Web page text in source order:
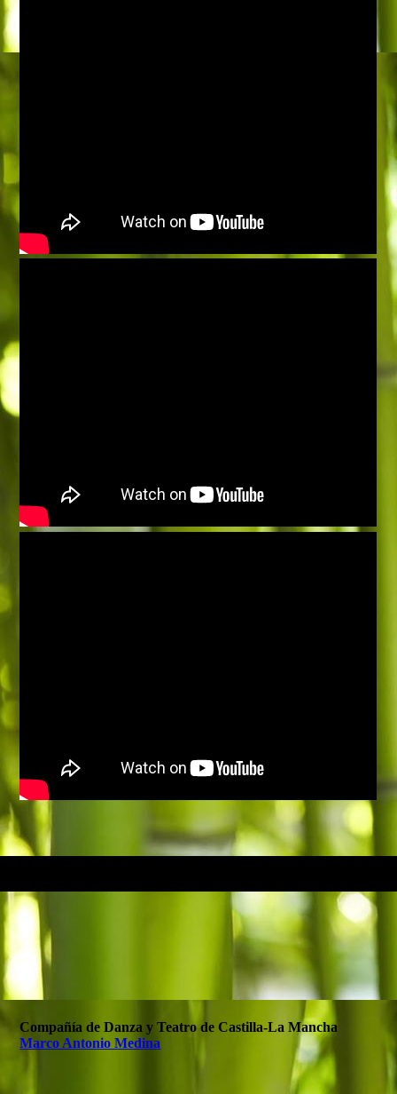
Compañía de Danza y Teatro de Castilla-La Mancha
Marco Antonio Medina